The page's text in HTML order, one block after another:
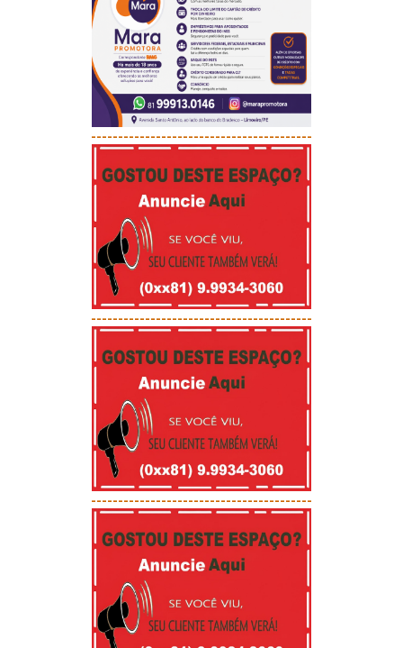
-----------------------------------------
-----------------------------------------
-----------------------------------------